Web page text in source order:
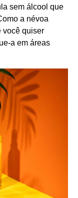
sem álcool que
a névoa
você quiser
a em áreas